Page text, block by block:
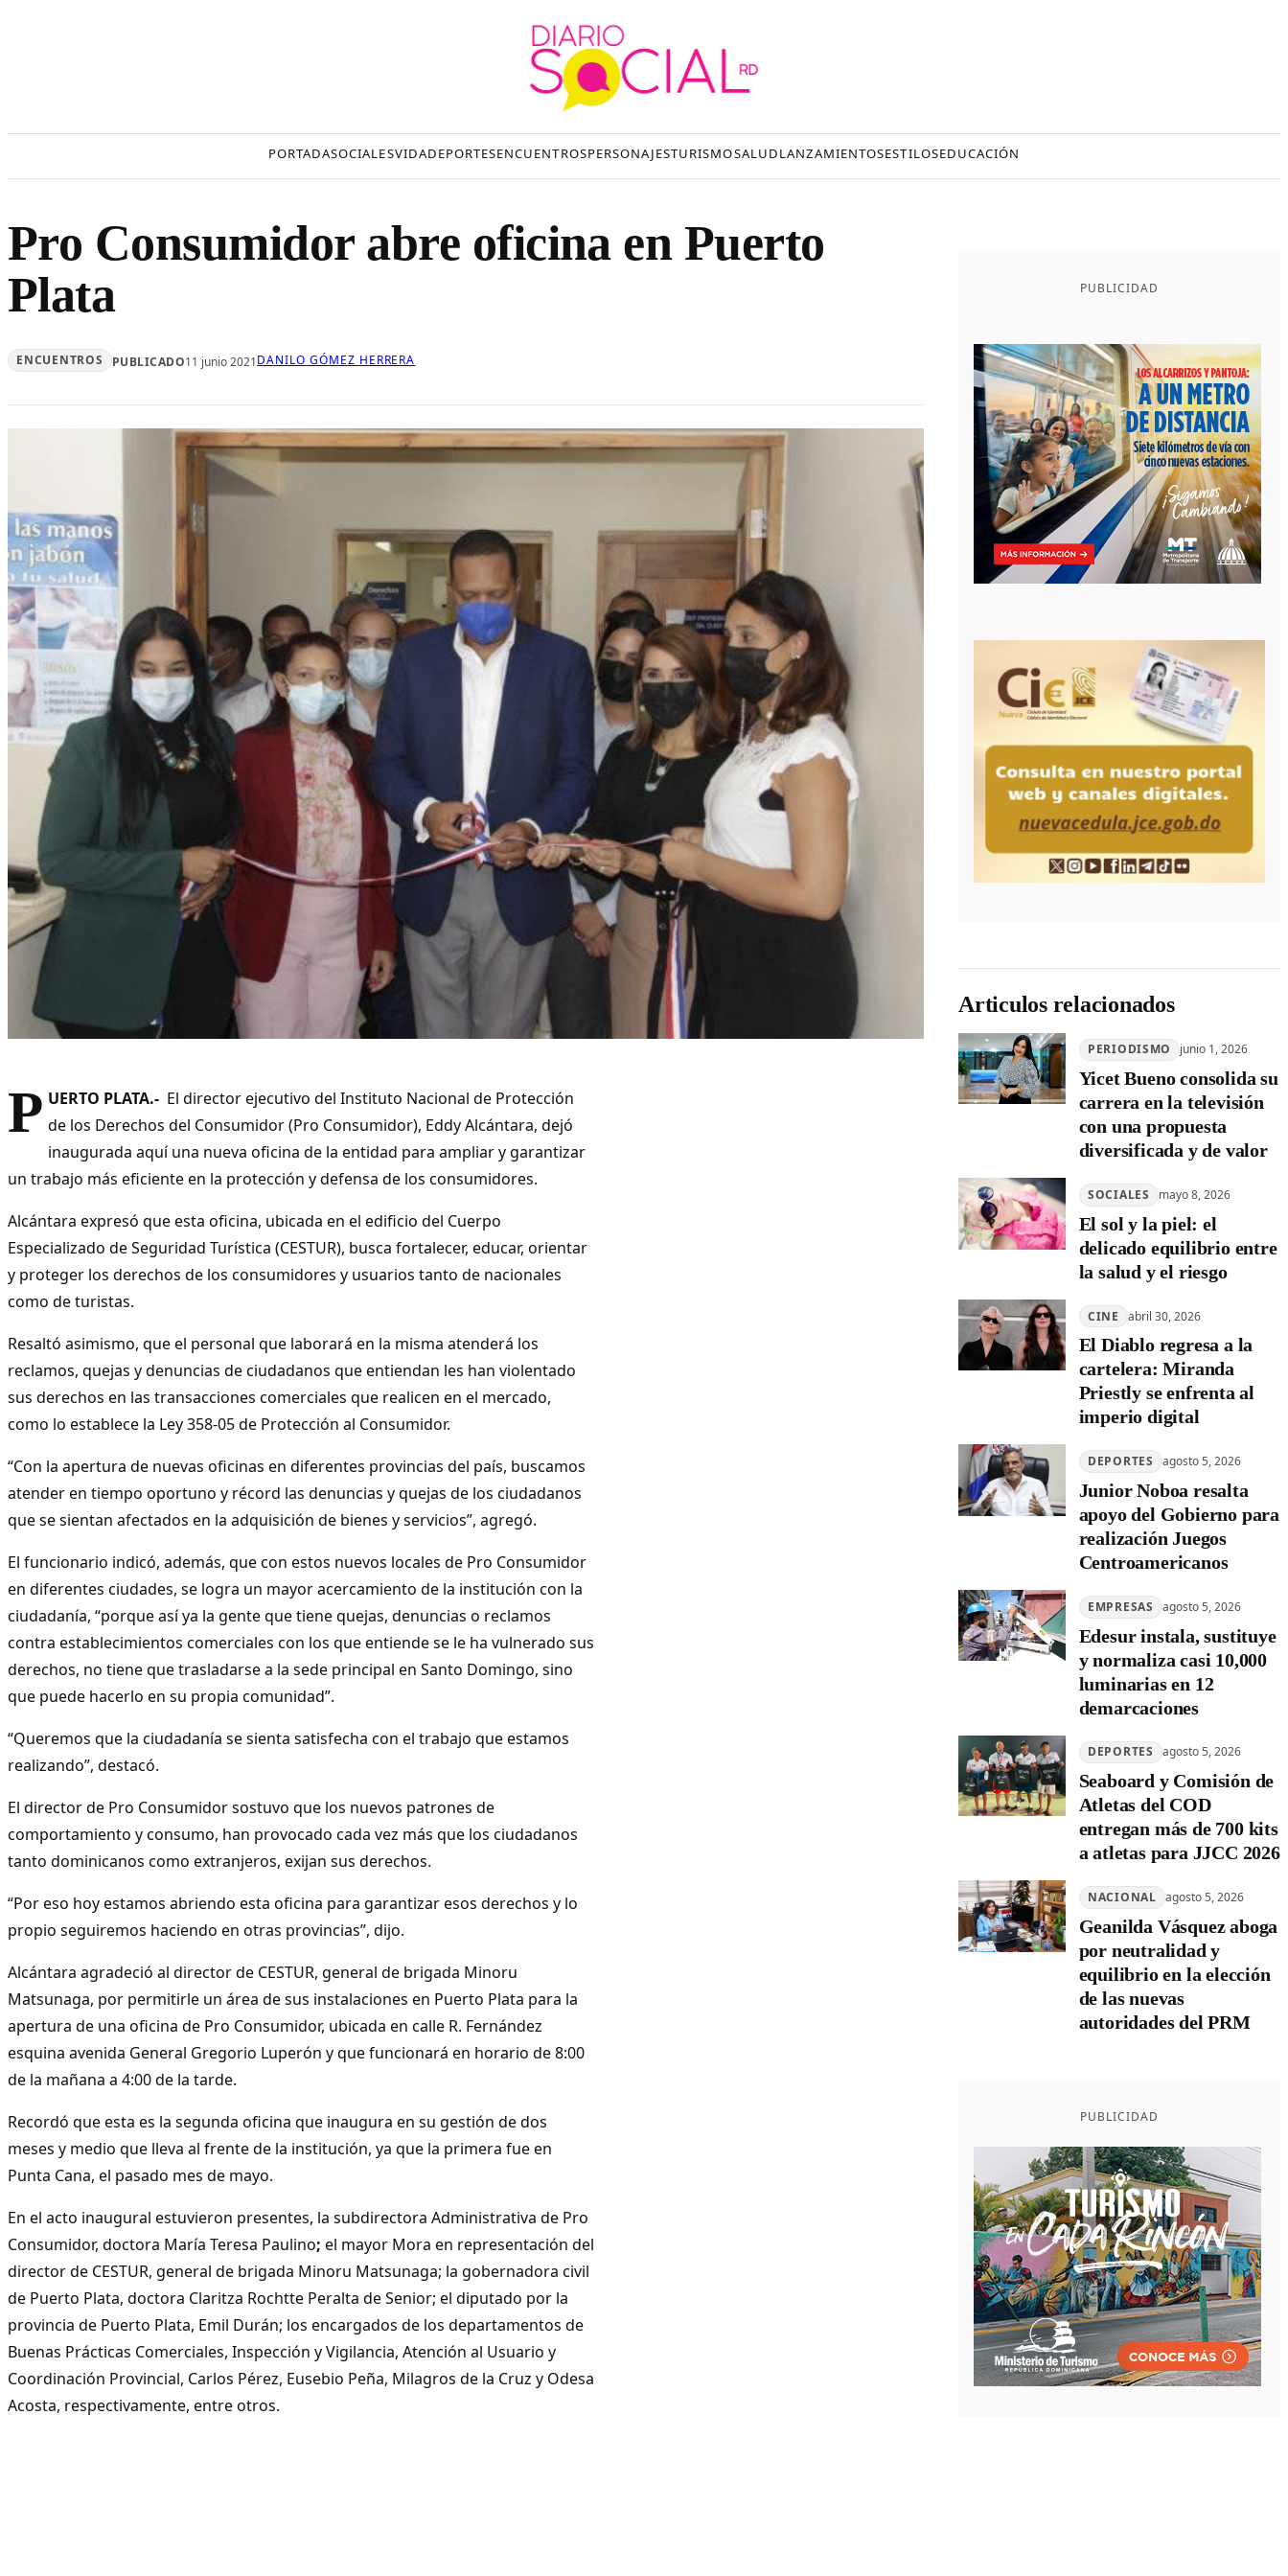
PORTADASOCIALESVIDADEPORTESENCUENTROSPERSONAJESTURISMOSALUDLANZAMIENTOSESTILOSEDUCACIÓN
Pro Consumidor abre oficina en Puerto
Plata
ENCUENTROS PUBLICADO11 junio 2021DANILO GÓMEZ HERRERA
P UERTO PLATA.- El director ejecutivo del Instituto Nacional de Protección
de los Derechos del Consumidor (Pro Consumidor), Eddy Alcántara, dejó
inaugurada aquí una nueva oficina de la entidad para ampliar y garantizar
un trabajo más eficiente en la protección y defensa de los consumidores.
Alcántara expresó que esta oficina, ubicada en el edificio del Cuerpo
Especializado de Seguridad Turística (CESTUR), busca fortalecer, educar, orientar
y proteger los derechos de los consumidores y usuarios tanto de nacionales
como de turistas.
Resaltó asimismo, que el personal que laborará en la misma atenderá los
reclamos, quejas y denuncias de ciudadanos que entiendan les han violentado
sus derechos en las transacciones comerciales que realicen en el mercado,
como lo establece la Ley 358-05 de Protección al Consumidor.
“Con la apertura de nuevas oficinas en diferentes provincias del país, buscamos
atender en tiempo oportuno y récord las denuncias y quejas de los ciudadanos
que se sientan afectados en la adquisición de bienes y servicios”, agregó.
El funcionario indicó, además, que con estos nuevos locales de Pro Consumidor
en diferentes ciudades, se logra un mayor acercamiento de la institución con la
ciudadanía, “porque así ya la gente que tiene quejas, denuncias o reclamos
contra establecimientos comerciales con los que entiende se le ha vulnerado sus
derechos, no tiene que trasladarse a la sede principal en Santo Domingo, sino
que puede hacerlo en su propia comunidad”.
“Queremos que la ciudadanía se sienta satisfecha con el trabajo que estamos
realizando”, destacó.
El director de Pro Consumidor sostuvo que los nuevos patrones de
comportamiento y consumo, han provocado cada vez más que los ciudadanos
tanto dominicanos como extranjeros, exijan sus derechos.
“Por eso hoy estamos abriendo esta oficina para garantizar esos derechos y lo
propio seguiremos haciendo en otras provincias”, dijo.
Alcántara agradeció al director de CESTUR, general de brigada Minoru
Matsunaga, por permitirle un área de sus instalaciones en Puerto Plata para la
apertura de una oficina de Pro Consumidor, ubicada en calle R. Fernández
esquina avenida General Gregorio Luperón y que funcionará en horario de 8:00
de la mañana a 4:00 de la tarde.
Recordó que esta es la segunda oficina que inaugura en su gestión de dos
meses y medio que lleva al frente de la institución, ya que la primera fue en
Punta Cana, el pasado mes de mayo.
En el acto inaugural estuvieron presentes, la subdirectora Administrativa de Pro
Consumidor, doctora María Teresa Paulino; el mayor Mora en representación del
director de CESTUR, general de brigada Minoru Matsunaga; la gobernadora civil
de Puerto Plata, doctora Claritza Rochtte Peralta de Senior; el diputado por la
provincia de Puerto Plata, Emil Durán; los encargados de los departamentos de
Buenas Prácticas Comerciales, Inspección y Vigilancia, Atención al Usuario y
Coordinación Provincial, Carlos Pérez, Eusebio Peña, Milagros de la Cruz y Odesa
Acosta, respectivamente, entre otros.
PUBLICIDAD
Articulos relacionados
PERIODISMO junio 1, 2026
Yicet Bueno consolida su
carrera en la televisión
con una propuesta
diversificada y de valor
SOCIALES mayo 8, 2026
El sol y la piel: el
delicado equilibrio entre
la salud y el riesgo
CINE abril 30, 2026
El Diablo regresa a la
cartelera: Miranda
Priestly se enfrenta al
imperio digital
DEPORTES agosto 5, 2026
Junior Noboa resalta
apoyo del Gobierno para
realización Juegos
Centroamericanos
EMPRESAS agosto 5, 2026
Edesur instala, sustituye
y normaliza casi 10,000
luminarias en 12
demarcaciones
DEPORTES agosto 5, 2026
Seaboard y Comisión de
Atletas del COD
entregan más de 700 kits
a atletas para JJCC 2026
NACIONAL agosto 5, 2026
Geanilda Vásquez aboga
por neutralidad y
equilibrio en la elección
de las nuevas
autoridades del PRM
PUBLICIDAD